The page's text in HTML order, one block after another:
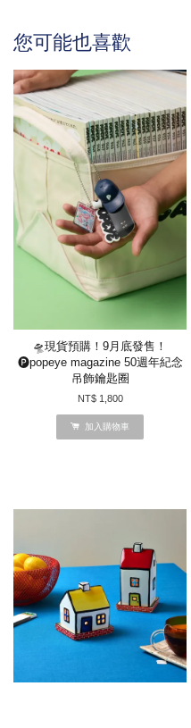
您可能也喜歡
🛸現貨預購！9月底發售！
🅟popeye magazine 50週年紀念
吊飾鑰匙圈
NT$ 1,800
加入購物車